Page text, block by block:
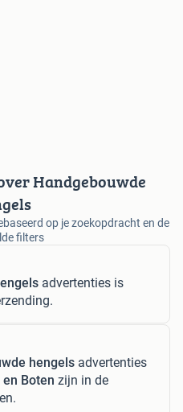
Handgebouwde
op je zoekopdracht en de
filters
advertenties is
hengels advertenties
Boten zijn in de